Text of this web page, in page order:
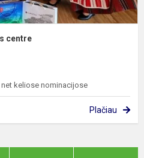
centre
keliose nominacijose
Plačiau